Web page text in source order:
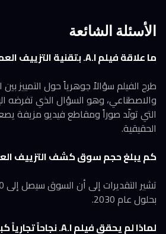
الأسئلة الشائعة
ما علاقة فيلم A.I. بتقنية التزييف العميق؟
طرح الفيلم سؤالاً جوهرياً حول التمييز
التي تولّد صوراً ومقاطع فيديو مزيفة
الحقيقية.
كم يبلغ حجم سوق كشف التزييف
بحلول عام 2030.
لماذا لم يحقق فيلم A.I. نجاحاً تجارياً كبيراً عند عرضه؟